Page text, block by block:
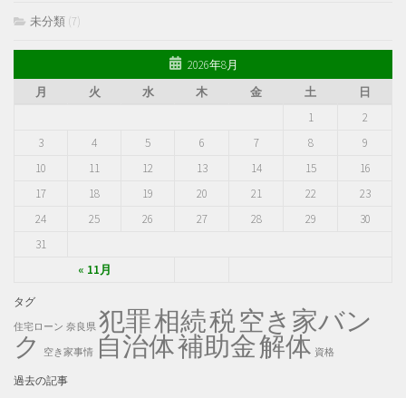
未分類 (7)
2026年8月
月
火 水 木 金 土 日
« 11月
1
2
3
4 5 6 7 8
9
10
11 12 13 14 15
16
17
18 19 20 21 22
23
24
25 26 27 28 29
30
31
タグ
住宅ローン 奈良県 犯罪相続税空き家バン
ク 空き家事情 自治体補助金解体 資格
過去の記事